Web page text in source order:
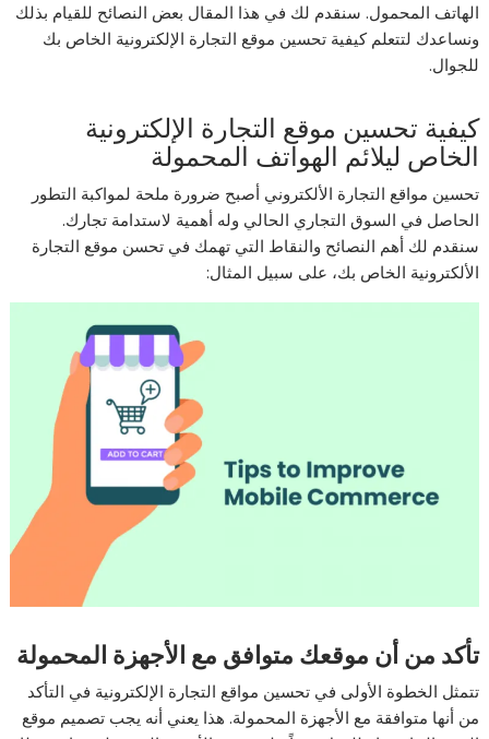
الهاتف المحمول. سنقدم لك في هذا المقال بعض النصائح للقيام بذلك
ونساعدك لتتعلم كيفية تحسين موقع التجارة الإلكترونية الخاص بك
للجوال.
كيفية تحسين موقع التجارة الإلكترونية
الخاص ليلائم الهواتف المحمولة
تحسين مواقع التجارة الألكتروني أصبح ضرورة ملحة لمواكبة التطور
الحاصل في السوق التجاري الحالي وله أهمية لاستدامة تجارك.
سنقدم لك أهم النصائح والنقاط التي تهمك في تحسن موقع التجارة
الألكترونية الخاص بك، على سبيل المثال:
تأكد من أن موقعك متوافق مع الأجهزة المحمولة
تتمثل الخطوة الأولى في تحسين مواقع التجارة الإلكترونية في التأكد
من أنها متوافقة مع الأجهزة المحمولة. هذا يعني أنه يجب تصميم موقع